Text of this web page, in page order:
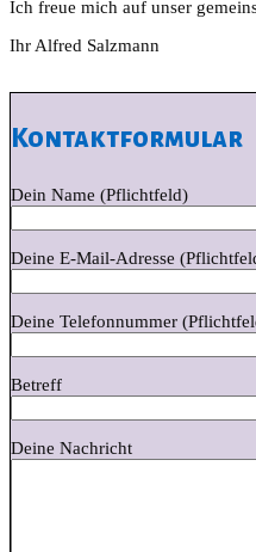
Ich freue mich auf unser
Ihr Alfred Salzmann
Kontaktformular
Dein Name (Pflichtfeld)
Deine E-Mail-Adresse
Deine Telefonnummer
Betreff
Deine Nachricht